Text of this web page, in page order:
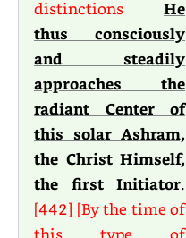
distinctions He
thus consciously
and steadily
approaches the
radiant Center of
this solar Ashram,
the Christ Himself,
the first Initiator.
[442] [By the time of
this type of